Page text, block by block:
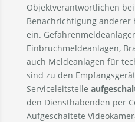
Objektverantwortlichen
Benachrichtigung anderer
ein.
Einbruchmeldeanlagen,
auch Meldeanlagen für
sind zu den
Serviceleitstelle
den Diensthabenden per
Aufgeschaltete